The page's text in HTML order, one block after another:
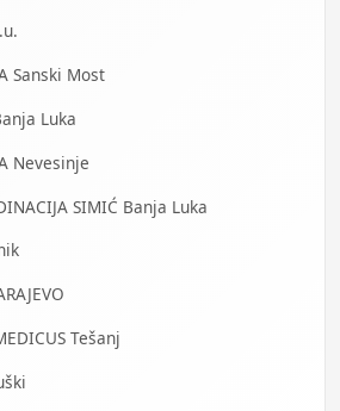
Sanski Most
Luka
Nevesinje
SIMIĆ Banja Luka
Tešanj